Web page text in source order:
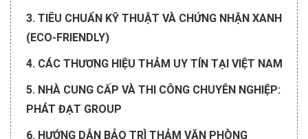
3. TIÊU CHUẨN KỸ THUẬT VÀ CHỨNG NHẬN XANH
(ECO-FRIENDLY)
4. CÁC THƯƠNG HIỆU THẢM UY TÍN TẠI VIỆT NAM
5. NHÀ CUNG CẤP VÀ THI CÔNG CHUYÊN NGHIỆP:
PHÁT ĐẠT GROUP
6. HƯỚNG DẪN BẢO TRÌ THẢM VĂN PHÒNG